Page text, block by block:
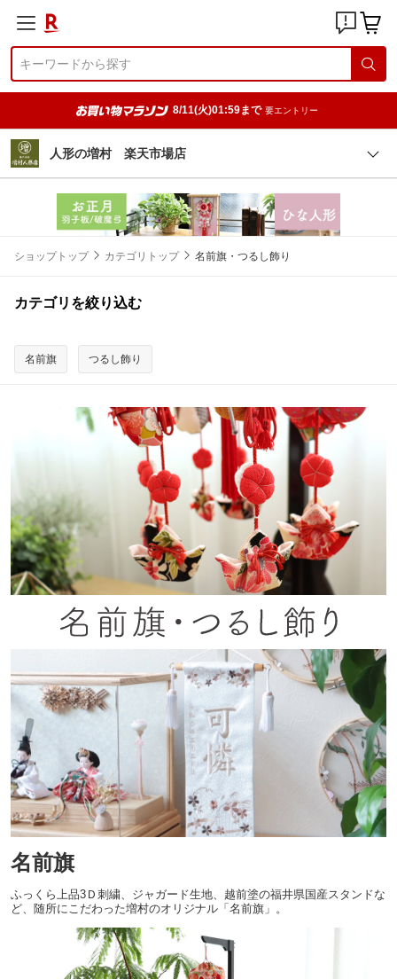
8/11(火)01:59まで 要エントリー
人形の増村 楽天市場店
ショップトップ カテゴリトップ 名前旗・つるし飾り
カテゴリを絞り込む
名前旗 つるし飾り
名前旗
ふっくら上品3Ｄ刺繍、ジャガード生地、越前塗の福井県国産スタンドな
ど、随所にこだわった増村のオリジナル「名前旗」。